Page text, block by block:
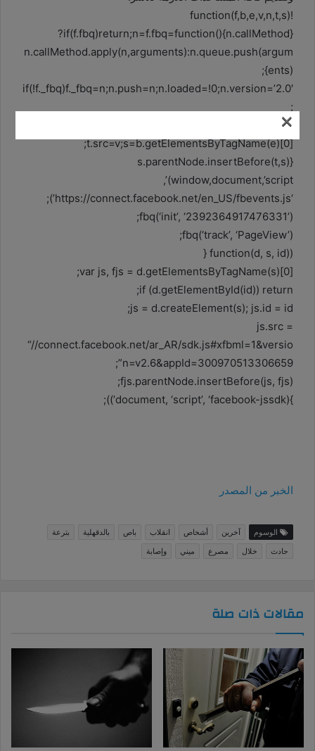
!function(f,b,e,v,n,t,s)
{if(f.fbq)return;n=f.fbq=function(){n.callMethod?
n.callMethod.apply(n,arguments):n.queue.push(argum
ents)};
if(!f._fbq)f._fbq=n;n.push=n;n.loaded=!0;n.version=’2.0′
;
n.queue=[];t=b.createElement(e);t.async=!0;
t.src=v;s=b.getElementsByTagName(e)[0];
s.parentNode.insertBefore(t,s)}
(window,document,’script’,
‘https://connect.facebook.net/en_US/fbevents.js’);
fbq(‘init’, ‘2392364917476331’);
fbq(‘track’, ‘PageView’);
(function(d, s, id) {
var js, fjs = d.getElementsByTagName(s)[0];
if (d.getElementById(id)) return;
js = d.createElement(s); js.id = id;
js.src =
“//connect.facebook.net/ar_AR/sdk.js#xfbml=1&versio
n=v2.6&appId=300970513306659”;
fjs.parentNode.insertBefore(js, fjs);
}(document, ‘script’, ‘facebook-jssdk’));
الخبر من المصدر
الوسوم آخرين أشخاص انقلاب باص بالدقهلية
بترعة
حادث
خلال مصرع ميني وإصابة
مقالات ذات صلة
×